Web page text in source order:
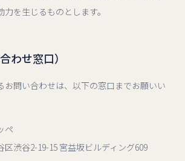
を生じるものとします。
わせ窓口）
お問い合わせは、以下の窓口までお願いい
ペ
区渋谷2-19-15 宮益坂ビルディング609